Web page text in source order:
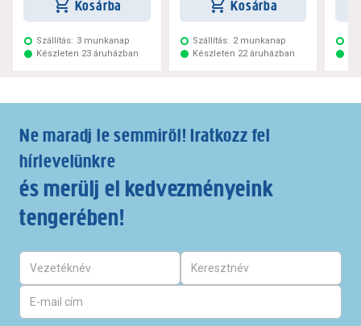
Kosárba
Szállítás: 3 munkanap
Készleten 23 áruházban
Kosárba
Szállítás: 2 munkanap
Készleten 22 áruházban
Ne maradj le semmiről! Iratkozz fel
hírlevelünkre
és merülj el kedvezményeink
tengerében!